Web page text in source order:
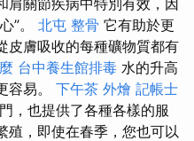
肩關節疾病中特別有效，因
”。 北屯 整骨 它有助於更​​
皮膚吸收的每種礦物質都有
台中養生館排毒 水的升高
容易。 下午茶 外燴 記帳士
，也提供了各種各樣的服
殖，即使在春季，您也可以